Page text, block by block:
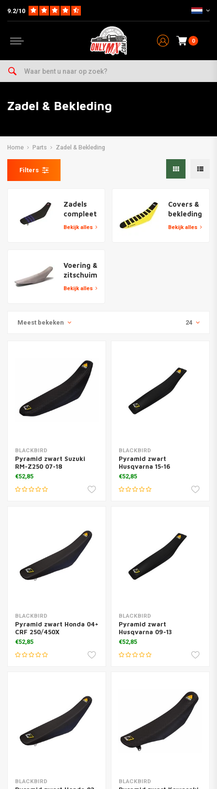
9.2/10
0
Zadel & Bekleding
Home Parts Zadel & Bekleding
Filters
Zadels
compleet
Bekijk alles
Covers &
bekleding
Bekijk alles
Voering &
zitschuim
Bekijk alles
Meest bekeken 24
BLACKBIRD
Pyramid zwart Suzuki
RM-Z250 07-18
€52,85
BLACKBIRD
Pyramid zwart
Husqvarna 15-16
€52,85
BLACKBIRD
Pyramid zwart Honda 04+
CRF 250/450X
€52,85
BLACKBIRD
Pyramid zwart
Husqvarna 09-13
€52,85
BLACKBIRD BLACKBIRD